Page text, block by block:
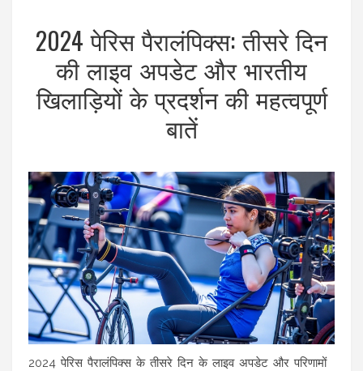
2024 पेरिस पैरालंपिक्स: तीसरे दिन
की लाइव अपडेट और भारतीय
खिलाड़ियों के प्रदर्शन की महत्वपूर्ण
बातें
2024 पेरिस पैरालंपिक्स के तीसरे दिन के लाइव अपडेट और परिणामों